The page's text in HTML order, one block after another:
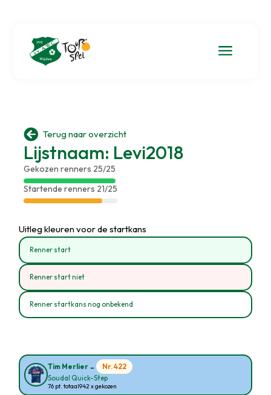
a
 Terug naar overzicht
Lijstnaam: Levi2018
Gekozen renners 25/25
Startende renners 21/25
Uitleg kleuren voor de startkans
Renner start
Renner start niet
Renner startkans nog onbekend
Tim Merlier - Nr. 422
Soudal Quick-Step
76 pt. totaal942 x gekozen